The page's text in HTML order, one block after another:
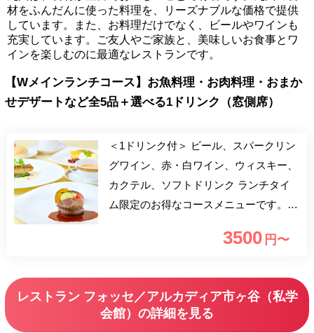
材をふんだんに使った料理を、リーズナブルな価格で提供
しています。また、お料理だけでなく、ビールやワインも
充実しています。ご友人やご家族と、美味しいお食事とワ
インを楽しむのに最適なレストランです。
【Wメインランチコース】お魚料理・お肉料理・おまか
せデザートなど全5品＋選べる1ドリンク（窓側席）
＜1ドリンク付＞ ビール、スパークリン
グワイン、赤・白ワイン、ウィスキー、
カクテル、ソフトドリンク ランチタイ
ム限定のお得なコースメニューです。
ト・コーヒーを愉しめる充実の全4品ラ
い。
3500 円〜
レストラン フォッセ／アルカディア市ヶ谷（私学
会館）の詳細を見る